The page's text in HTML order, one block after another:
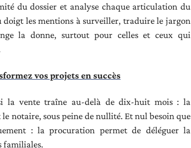
du dossier et analyse chaque articulation du
les mentions à surveiller, traduire le jargon
la donne, surtout pour celles et ceux qui
vos projets en succès
la vente traîne au-delà de dix-huit mois : la
notaire, sous peine de nullité. Et nul besoin que
: la procuration permet de déléguer la
familiales.